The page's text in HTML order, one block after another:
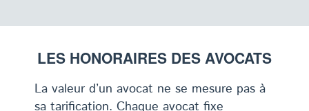
LES HONORAIRES DES AVOCATS
La valeur d’un avocat ne se mesure pas à
sa tarification. Chaque avocat fixe